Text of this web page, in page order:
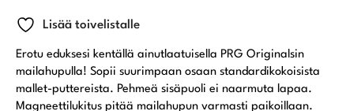
Lisää toivelistalle
Erotu eduksesi kentällä ainutlaatuisella PRG Originalsin
mailahupulla! Sopii suurimpaan osaan standardikokoisista
mallet-puttereista. Pehmeä sisäpuoli ei naarmuta lapaa.
Magneettilukitus pitää mailahupun varmasti paikoillaan.